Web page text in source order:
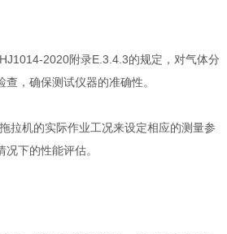
2020附录E.3.4.3的规定，对气体分
，确保测试仪器的准确性。
机的实际作业工况来设定相应的测量参
下的性能评估。